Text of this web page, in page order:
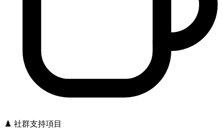
♟️ 社群支持項目